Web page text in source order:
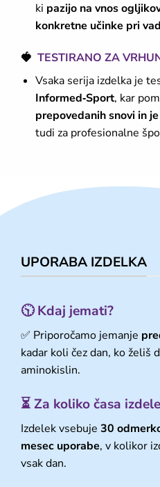
ki pazijo na vnos
konkretne učinke pri
🍓 TESTIRANO ZA
Vsaka serija izdelka je
Informed‑Sport, kar
prepovedanih snovi in
tudi za profesionalne
UPORABA IZDELKA
🕥 Kdaj jemati?
✅ Priporočamo jemanje
kadar koli čez dan, ko želiš
aminokislin.
⏳ Za koliko časa
Izdelek vsebuje 30
mesec uporabe, v kolikor
vsak dan.